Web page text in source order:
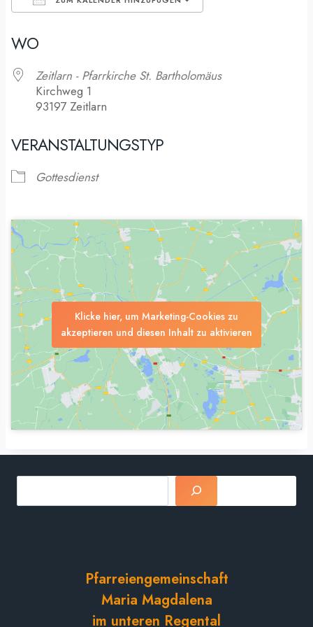
WO
Zeitlarn - Pfarrkirche St. Bartholomäus
Kirchweg 1
93197 Zeitlarn
VERANSTALTUNGSTYP
Gottesdienst
Klicke hier, um Marketing-Cookies zu
akzeptieren und diesen Inhalt zu aktivieren
Suchen
Pfarreiengemeinschaft
Maria Magdalena
im unteren Regental